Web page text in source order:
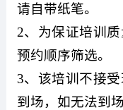
请自带纸笔。
2、为保证培训
预约顺序筛选。
3、该培训不接
到场，如无法到